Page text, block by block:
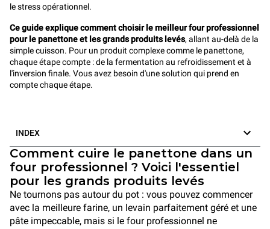
le stress opérationnel.
Ce guide explique comment choisir le meilleur four professionnel
pour le panettone et les grands produits levés, allant au-delà de la
simple cuisson. Pour un produit complexe comme le panettone,
chaque étape compte : de la fermentation au refroidissement et à
l'inversion finale. Vous avez besoin d'une solution qui prend en
compte chaque étape.
INDEX
Comment cuire le panettone dans un
four professionnel ? Voici l'essentiel
pour les grands produits levés
Ne tournons pas autour du pot : vous pouvez commencer
avec la meilleure farine, un levain parfaitement géré et une
pâte impeccable, mais si le four professionnel ne